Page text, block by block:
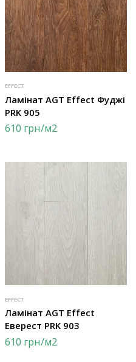
EFFECT
Ламінат AGT Effect Фуджі
PRK 905
610 грн/м2
EFFECT
Ламінат AGT Effect
Еверест PRK 903
610 грн/м2